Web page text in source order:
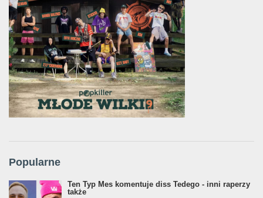
Popularne
Ten Typ Mes komentuje diss Tedego - inni raperzy
także